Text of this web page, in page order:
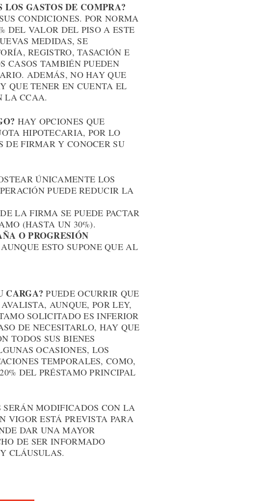
GASTOS DE COMPRA?
CONDICIONES. POR NORMA
DEL VALOR DEL PISO A ESTE
MEDIDAS, SE
REGISTRO, TASACIÓN E
CASOS TAMBIÉN PUEDEN
ADEMÁS, NO HAY QUE
QUE TENER EN CUENTA EL
LA CCAA.
HAY OPCIONES QUE
HIPOTECARIA, POR LO
DE FIRMAR Y CONOCER SU
ÚNICAMENTE LOS
PUEDE REDUCIR LA
LA FIRMA SE PUEDE PACTAR
(HASTA UN 30%).
O PROGRESIÓN
ESTO SUPONE QUE AL
CARGA? PUEDE OCURRIR QUE
AUNQUE, POR LEY,
SOLICITADO ES INFERIOR
DE NECESITARLO, HAY QUE
TODOS SUS BIENES
OCASIONES, LOS
TEMPORALES, COMO,
DEL PRÉSTAMO PRINCIPAL
SERÁN MODIFICADOS CON LA
VIGOR ESTÁ PREVISTA PARA
DAR UNA MAYOR
DE SER INFORMADO
CLÁUSULAS.